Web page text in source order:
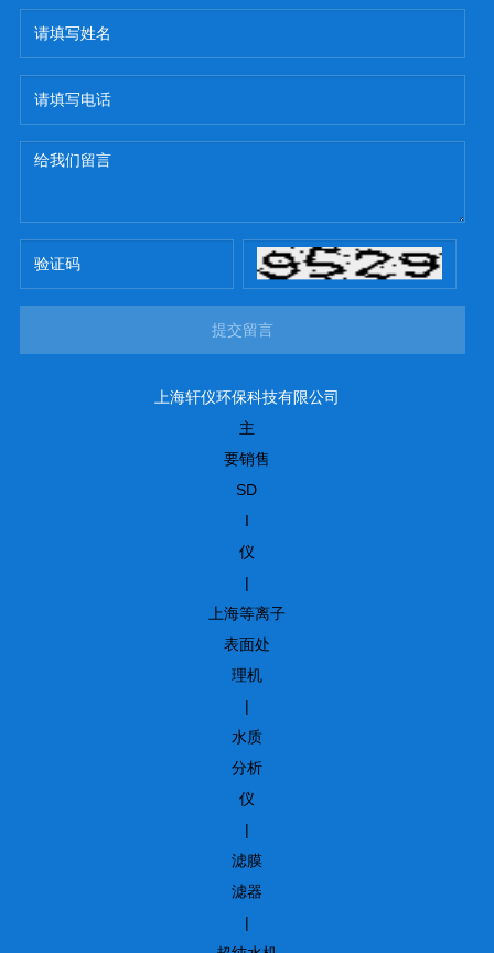
提交留言
上海轩仪环保科技有限公司
主
要销售
SD
I
仪
|
上海等离子
表面处
理机
|
水质
分析
仪
|
滤膜
滤器
|